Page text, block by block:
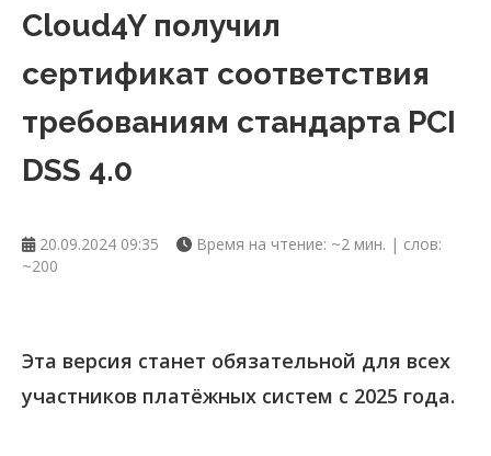
Cloud4Y получил
сертификат соответствия
требованиям стандарта PCI
DSS 4.0
20.09.2024 09:35
Время на чтение: ~2 мин. | слов:
~200
Эта версия станет обязательной для всех
участников платёжных систем с 2025 года.